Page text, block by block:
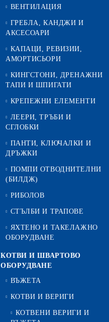
ВЕНТИЛАЦИЯ
ГРЕБЛА, КАНДЖИ И
АКСЕСОАРИ
КАПАЦИ, РЕВИЗИИ,
АМОРТИСЬОРИ
КИНГСТОНИ, ДРЕНАЖНИ
ТАПИ И ШПИГАТИ
КРЕПЕЖНИ ЕЛЕМЕНТИ
ЛЕЕРИ, ТРЪБИ И
СГЛОБКИ
ПАНТИ, КЛЮЧАЛКИ И
ДРЪЖКИ
ПОМПИ ОТВОДНИТЕЛНИ
(БИЛДЖ)
РИБОЛОВ
СТЪЛБИ И ТРАПОВЕ
ЯХТЕНО И ТАКЕЛАЖНО
ОБОРУДВАНЕ
КОТВИ И ШВАРТОВО
ОБОРУДВАНЕ
ВЪЖЕТА
КОТВИ И ВЕРИГИ
КОТВЕНИ ВЕРИГИ И